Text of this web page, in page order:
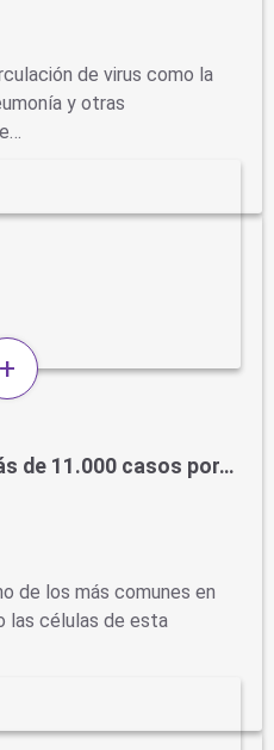
de virus como la
y otras
+
de 11.000 casos por…
de los más comunes en
las células de esta